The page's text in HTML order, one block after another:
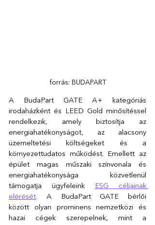
forrás: BUDAPART
A BudaPart GATE A+ kategóriás
irodaházként és LEED Gold minősítéssel
rendelkezik, amely biztosítja az
energiahatékonyságot, az alacsony
üzemeltetési költségeket és a
környezettudatos működést. Emellett az
épület magas műszaki színvonala és
energiahatékonysága közvetlenül
támogatja ügyfeleink ESG céljainak
elérését. A BudaPart GATE bérlői
között olyan prominens nemzetközi és
hazai cégek szerepelnek, mint a